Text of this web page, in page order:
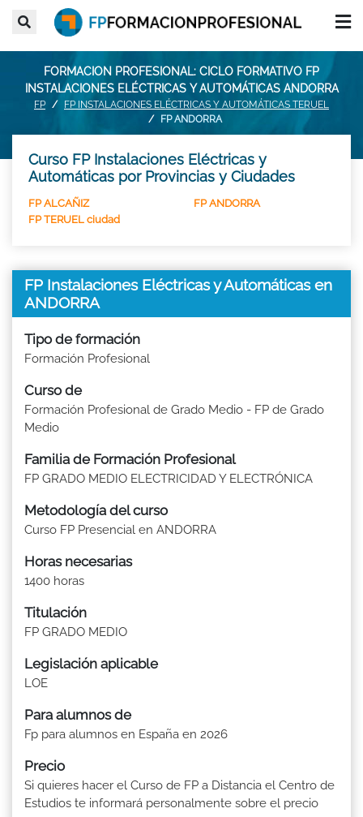
FORMACION PROFESIONAL: CICLO FORMATIVO FP
INSTALACIONES ELÉCTRICAS Y AUTOMÁTICAS ANDORRA
FP
FP INSTALACIONES ELÉCTRICAS Y AUTOMÁTICAS TERUEL
FP ANDORRA
Curso FP Instalaciones Eléctricas y
Automáticas por Provincias y Ciudades
FP ALCAÑIZ
FP ANDORRA
FP TERUEL ciudad
FP Instalaciones Eléctricas y Automáticas en
ANDORRA
Tipo de formación
Formación Profesional
Curso de
Formación Profesional de Grado Medio - FP de Grado
Medio
Familia de Formación Profesional
FP GRADO MEDIO ELECTRICIDAD Y ELECTRÓNICA
Metodología del curso
Curso FP Presencial en ANDORRA
Horas necesarias
1400 horas
Titulación
FP GRADO MEDIO
Legislación aplicable
LOE
Para alumnos de
Fp para alumnos en España en 2026
Precio
Si quieres hacer el Curso de FP a Distancia el Centro de
Estudios te informará personalmente sobre el precio